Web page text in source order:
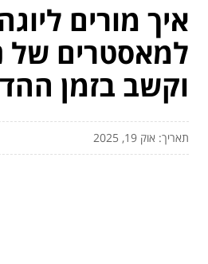
איך מורים
למאסטרים של
וקשב בזמן
תאריך: אוק 19, 2025